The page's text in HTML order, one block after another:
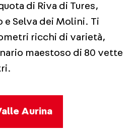
di Riva di Tures,
e Selva dei Molini. Ti
ricchi di varietà,
maestoso di 80 vette
Aurina